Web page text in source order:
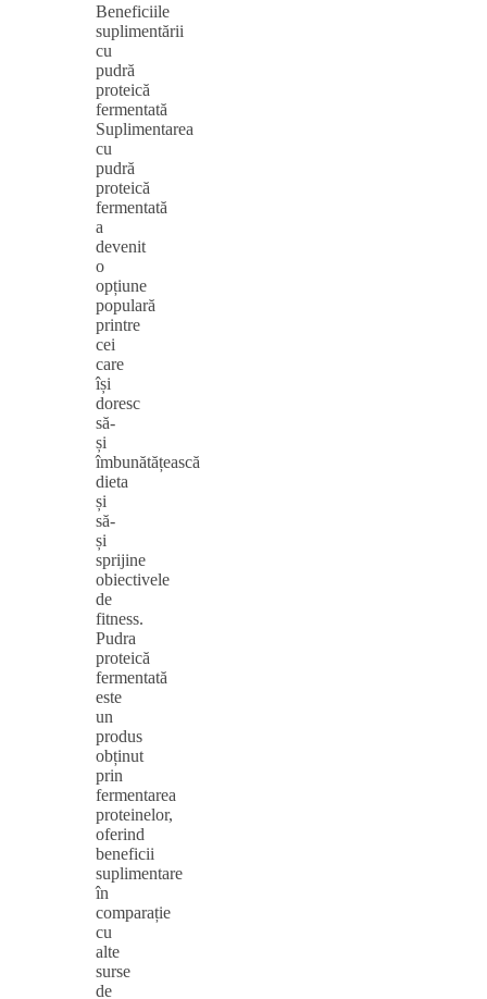
Beneficiile
suplimentării
cu
pudră
proteică
fermentată
Suplimentarea
cu
pudră
proteică
fermentată
a
devenit
o
opțiune
populară
printre
cei
care
își
doresc
să-
și
îmbunătățească
dieta
și
să-
și
sprijine
obiectivele
de
fitness.
Pudra
proteică
fermentată
este
un
produs
obținut
prin
fermentarea
proteinelor,
oferind
beneficii
suplimentare
în
comparație
cu
alte
surse
de